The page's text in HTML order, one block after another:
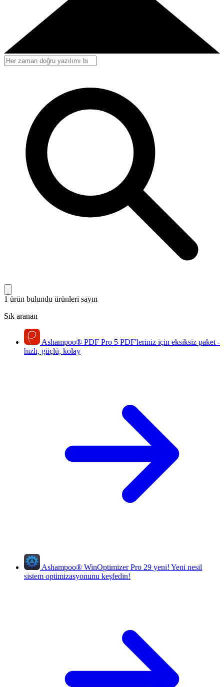
1 ürün bulundu ürünleri sayın
Sık aranan
Ashampoo® PDF Pro 5 PDF'leriniz için eksiksiz paket -
hızlı, güçlü, kolay
Ashampoo® WinOptimizer Pro 29 yeni! Yeni nesil
sistem optimizasyonunu keşfedin!